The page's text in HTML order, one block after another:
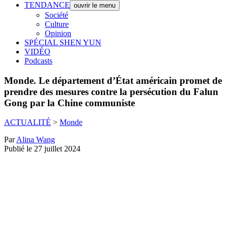
TENDANCE ouvrir le menu
Société
Culture
Opinion
SPÉCIAL SHEN YUN
VIDÉO
Podcasts
Monde. Le département d’État américain promet de
prendre des mesures contre la persécution du Falun
Gong par la Chine communiste
ACTUALITÉ > Monde
ParAlina Wang
Publié le 27 juillet 2024